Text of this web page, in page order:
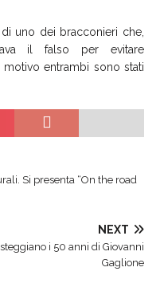
uno dei bracconieri che,
il falso per evitare
motivo entrambi sono stati
Si presenta “On the road
NEXT
i 50 anni di Giovanni
Gaglione